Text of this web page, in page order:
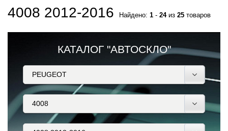
4008 2012-2016 Найдено: 1 - 24из 25 товаров
КАТАЛОГ "АВТОСКЛО"